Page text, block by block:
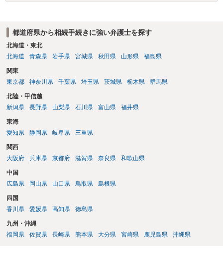
都道府県から相続手続きに強い弁護士を探す
北海道・東北
北海道
青森県 岩手県 宮城県 秋田県 山形県 福島県
関東
東京都
神奈川県 千葉県 埼玉県 茨城県 栃木県 群馬県
北陸・甲信越
新潟県
長野県 山梨県 石川県 富山県 福井県
東海
愛知県
静岡県 岐阜県 三重県
関西
大阪府
兵庫県 京都府 滋賀県 奈良県 和歌山県
中国
広島県
岡山県 山口県 鳥取県 島根県
四国
香川県
愛媛県 高知県 徳島県
九州・沖縄
福岡県
佐賀県 長崎県 熊本県 大分県 宮崎県 鹿児島県 沖縄県